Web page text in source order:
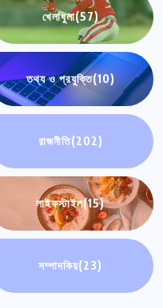
খেলাধুলা(57)
তথ্য ও প্রযুক্তি(10)
রাজনীতি(202)
লাইফস্টাইল(15)
সম্পাদকিয়(23)